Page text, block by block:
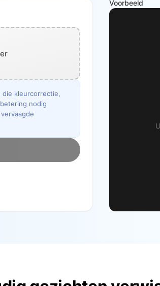
kleurcorrectie,
nodig
Voorbeeld